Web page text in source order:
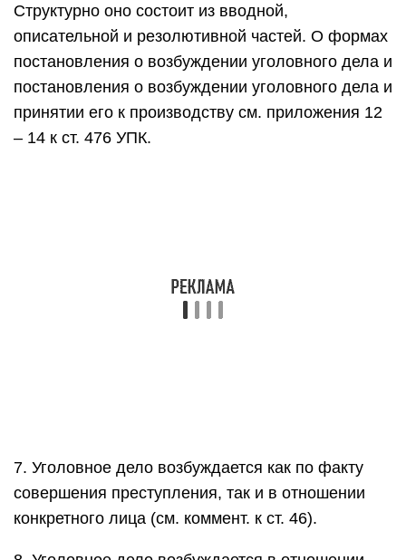
Структурно оно состоит из вводной,
описательной и резолютивной частей. О формах
постановления о возбуждении уголовного дела и
постановления о возбуждении уголовного дела и
принятии его к производству см. приложения 12
– 14 к ст. 476 УПК.
7. Уголовное дело возбуждается как по факту
совершения преступления, так и в отношении
конкретного лица (см. коммент. к ст. 46).